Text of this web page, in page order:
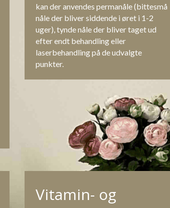
kan der anvendes permanåle (bittesmå
nåle der bliver siddende i øret i 1-2
uger), tynde nåle der bliver taget ud
efter endt behandling eller
laserbehandling på de udvalgte
punkter.
Vitamin- og